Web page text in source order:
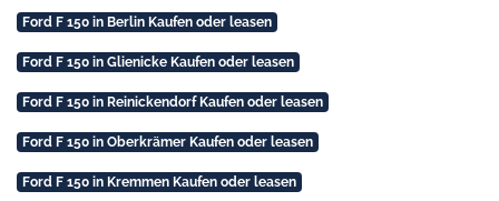
Ford F 150 in Berlin Kaufen oder leasen
Ford F 150 in Glienicke Kaufen oder leasen
Ford F 150 in Reinickendorf Kaufen oder leasen
Ford F 150 in Oberkrämer Kaufen oder leasen
Ford F 150 in Kremmen Kaufen oder leasen